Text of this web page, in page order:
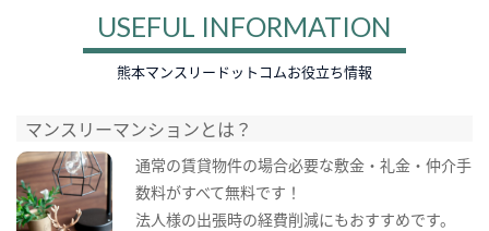
USEFUL INFORMATION
熊本マンスリードットコムお役立ち情報
マンスリーマンションとは？
通常の賃貸物件の場合必要な敷金・礼金・仲介手
数料がすべて無料です！
法人様の出張時の経費削減にもおすすめです。